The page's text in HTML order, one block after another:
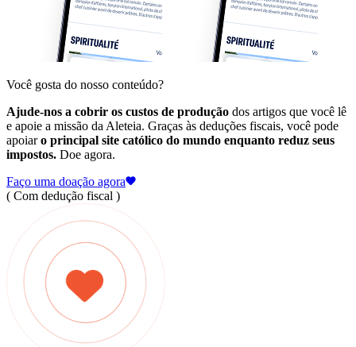
Você gosta do nosso conteúdo?
Ajude-nos a cobrir os custos de produção dos artigos que você lê
e apoie a missão da Aleteia. Graças às deduções fiscais, você pode
apoiaro principal site católico do mundo enquanto reduz seus
impostos. Doe agora.
Faço uma doação agora
( Com dedução fiscal )